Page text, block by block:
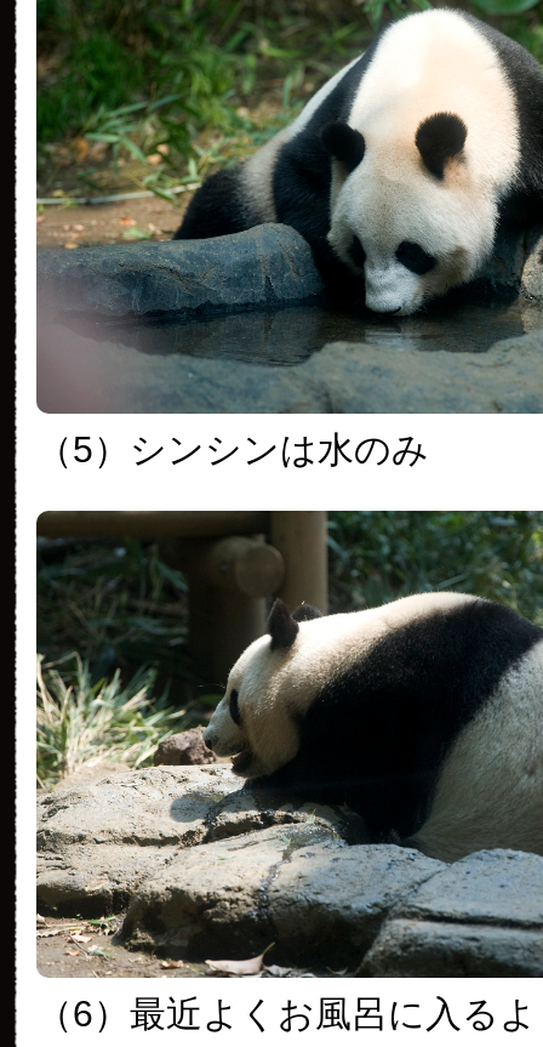
（5）シンシンは水のみ
（6）最近よくお風呂に入る